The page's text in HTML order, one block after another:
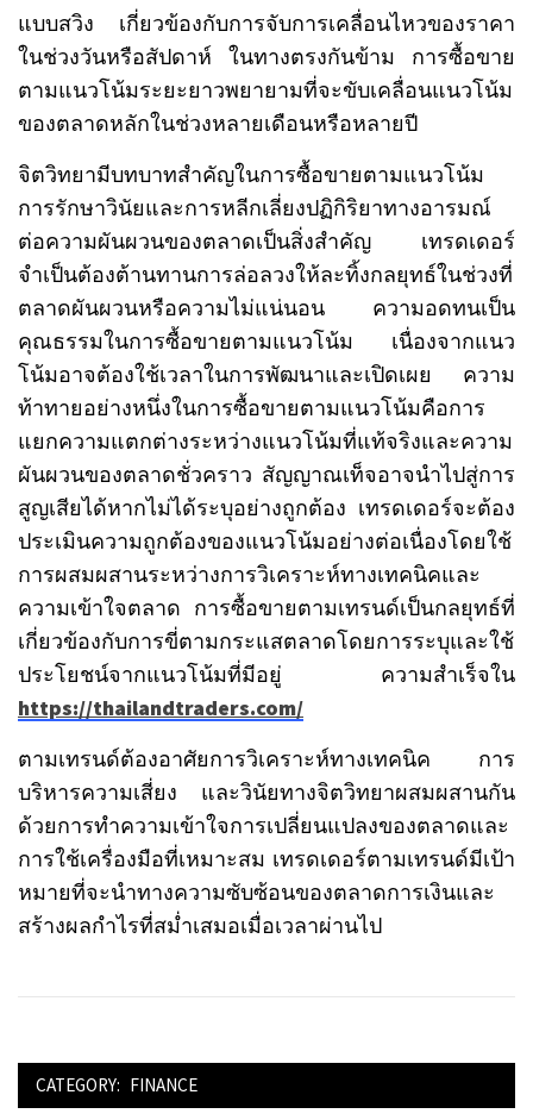
แบบสวิง เกี่ยวข้องกับการจับการเคลื่อนไหวของราคา
ในช่วงวันหรือสัปดาห์ ในทางตรงกันข้าม การซื้อขาย
ตามแนวโน้มระยะยาวพยายามที่จะขับเคลื่อนแนวโน้ม
ของตลาดหลักในช่วงหลายเดือนหรือหลายปี
จิตวิทยามีบทบาทสำคัญในการซื้อขายตามแนวโน้ม
การรักษาวินัยและการหลีกเลี่ยงปฏิกิริยาทางอารมณ์
ต่อความผันผวนของตลาดเป็นสิ่งสำคัญ เทรดเดอร์
จำเป็นต้องต้านทานการล่อลวงให้ละทิ้งกลยุทธ์ในช่วงที่
ตลาดผันผวนหรือความไม่แน่นอน ความอดทนเป็น
คุณธรรมในการซื้อขายตามแนวโน้ม เนื่องจากแนว
โน้มอาจต้องใช้เวลาในการพัฒนาและเปิดเผย ความ
ท้าทายอย่างหนึ่งในการซื้อขายตามแนวโน้มคือการ
แยกความแตกต่างระหว่างแนวโน้มที่แท้จริงและความ
ผันผวนของตลาดชั่วคราว สัญญาณเท็จอาจนำไปสู่การ
สูญเสียได้หากไม่ได้ระบุอย่างถูกต้อง เทรดเดอร์จะต้อง
ประเมินความถูกต้องของแนวโน้มอย่างต่อเนื่องโดยใช้
การผสมผสานระหว่างการวิเคราะห์ทางเทคนิคและ
ความเข้าใจตลาด การซื้อขายตามเทรนด์เป็นกลยุทธ์ที่
เกี่ยวข้องกับการขี่ตามกระแสตลาดโดยการระบุและใช้
ประโยชน์จากแนวโน้มที่มีอยู่ ความสำเร็จใน
https://thailandtraders.com/
ตามเทรนด์ต้องอาศัยการวิเคราะห์ทางเทคนิค การ
บริหารความเสี่ยง และวินัยทางจิตวิทยาผสมผสานกัน
ด้วยการทำความเข้าใจการเปลี่ยนแปลงของตลาดและ
การใช้เครื่องมือที่เหมาะสม เทรดเดอร์ตามเทรนด์มีเป้า
หมายที่จะนำทางความซับซ้อนของตลาดการเงินและ
สร้างผลกำไรที่สม่ำเสมอเมื่อเวลาผ่านไป
CATEGORY: FINANCE